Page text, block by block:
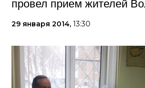
провел прием жителей
29 января 2014, 13:30